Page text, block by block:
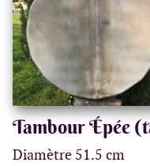
Tambour Épée
Diamètre 51.5 cm